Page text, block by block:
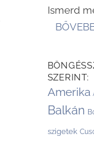
Ismerd
SZERINT:
Amerika
Balkán
szigetek